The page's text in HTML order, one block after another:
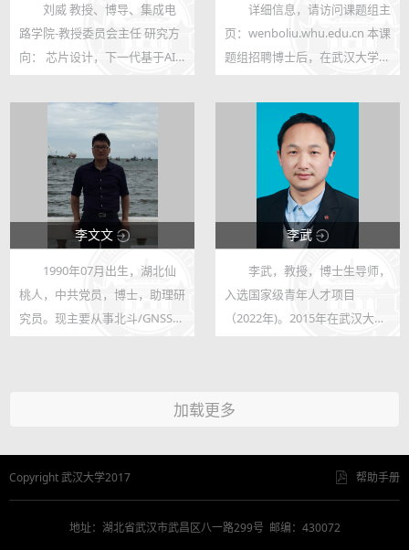
123
58
刘威 教授、博导、集成电
路学院-教授委员会主任 研究方
向： 芯片设计，下一代基于AI
方式： wliu@whu.edu.cn 一、
学习工作经历： 2000、2003、
2008 武汉大学 ...
123
211
详细信息，请访问课题组主
页：wenboliu.whu.edu.cn 本课
题组招聘博士后，在武汉大学博
放额外津贴，欢迎来信联系。
欢迎有志于科研的本科生和研究
生加入，欢迎来信联系（邮件题
李文文
123
17
1990年07月出生，湖北仙
桃人，中共党员，博士，助理研
究员。现主要从事北斗/GNSS精
高轨对地观测卫星星载GNSS精
李武
123
169
李武，教授，博士生导师，
入选国家级青年人才项目
（2022年)。2015年在武汉大学
合作导师Matthias Beller教授。
加载更多
Copyright 武汉大学2017 帮助手册
地址：湖北省武汉市武昌区八一路299号 邮编：430072